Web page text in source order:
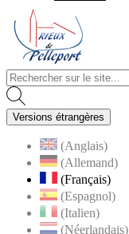
Versions étrangères
(Anglais)
(Allemand)
(Français)
(Espagnol)
(Italien)
(Néerlandais)